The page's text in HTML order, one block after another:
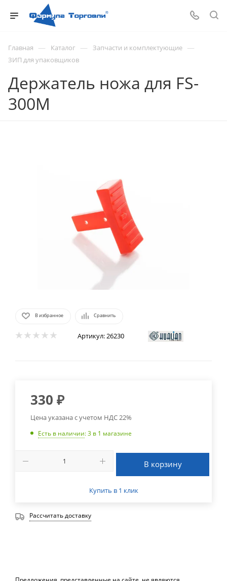
Главная — Каталог — Запчасти и комплектующие —
ЗИП для упаковщиков
Держатель ножа для FS-
300M
В избранное Сравнить
Артикул:26230
330 ₽
Цена указана с учетом НДС 22%
Есть в наличии: 3 в 1 магазине
В корзину
Купить в 1 клик
Рассчитать доставку